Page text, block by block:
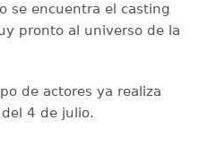
se encuentra el casting
pronto al universo de la
de actores ya realiza
4 de julio.